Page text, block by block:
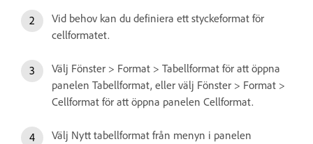
Vid behov kan du definiera ett styckeformat för
cellformatet.
Välj Fönster > Format > Tabellformat för att öppna
panelen Tabellformat, eller välj Fönster > Format >
Cellformat för att öppna panelen Cellformat.
Välj Nytt tabellformat från menyn i panelen